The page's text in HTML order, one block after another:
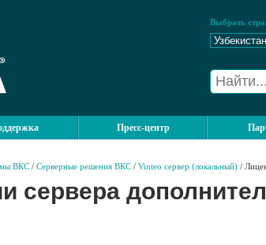
Выбрать
Пресс-центр
ВКС / Серверные решения ВКС / Vinteo сервер (локальный) /
сервера